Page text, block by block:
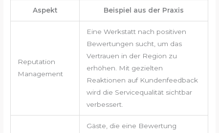
Aspekt Beispiel aus der Praxis
Reputation
Management
Eine Werkstatt nach positiven
Bewertungen sucht, um das
Vertrauen in der Region zu
erhöhen. Mit gezielten
Reaktionen auf Kundenfeedback
wird die Servicequalität sichtbar
verbessert.
Gäste, die eine Bewertung